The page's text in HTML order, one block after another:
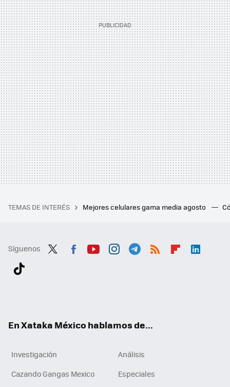
TEMAS DE INTERÉS Mejores celulares gama media agosto
Síguenos
En Xataka México hablamos de...
Investigación
Análisis
Cazando Gangas Mexico
Especiales